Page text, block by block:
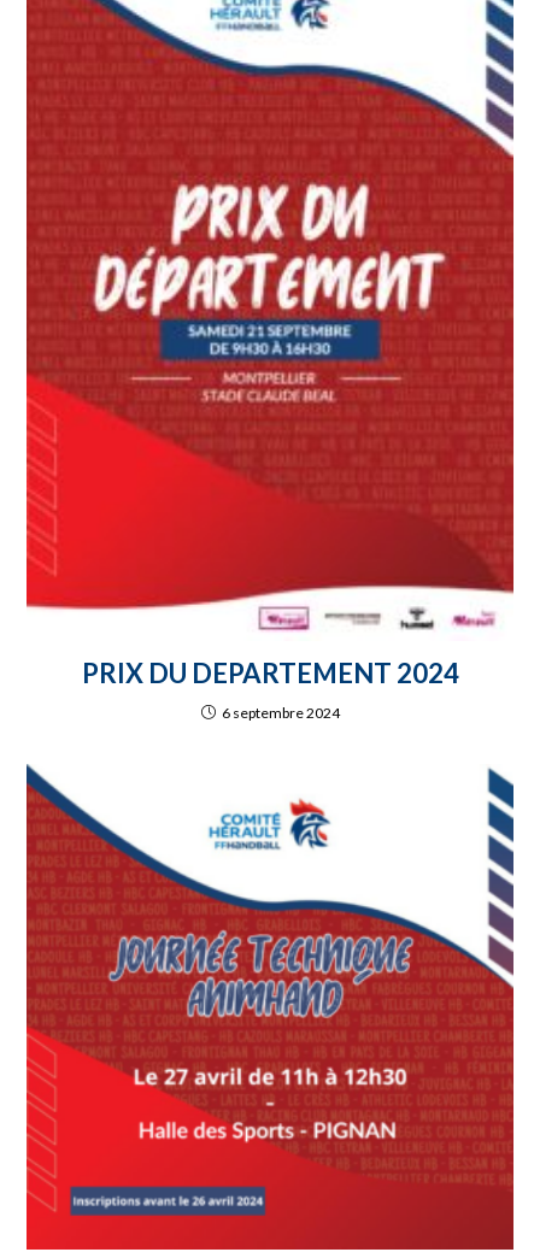
PRIX DU DEPARTEMENT 2024
6 septembre 2024